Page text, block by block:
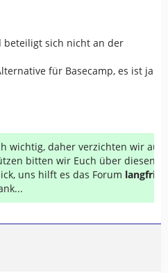
beteiligt sich nicht an der
für Basecamp, es ist ja
wichtig, daher verzichten wir auf
bitten wir Euch über diesen
uns hilft es das Forum